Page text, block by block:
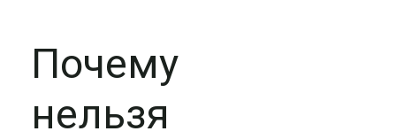
Почему
нельзя